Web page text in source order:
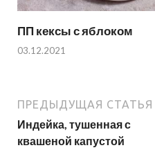
ПП кексы с яблоком
03.12.2021
ПРЕДЫДУЩАЯ СТАТЬЯ
Индейка, тушенная с
квашеной капустой